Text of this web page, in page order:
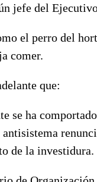
jefe del
el perro del
comer.
que:
se ha
de la investidura.